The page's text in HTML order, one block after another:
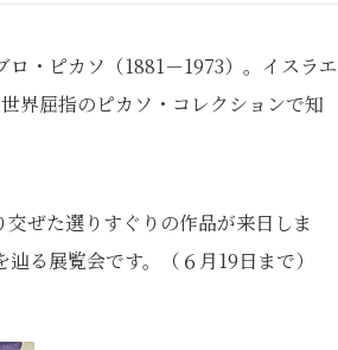
・ピカソ（1881－1973）。イスラエ
界屈指のピカソ・コレクションで知
ぜた選りすぐりの作品が来日しま
る展覧会です。（６月19日まで）